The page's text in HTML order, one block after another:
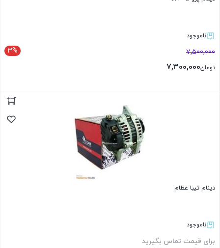
ناموجود
3% 7,500,000
تومان7,300,000
دینام تیبا عظام
ناموجود
برای قیمت تماس بگیرید